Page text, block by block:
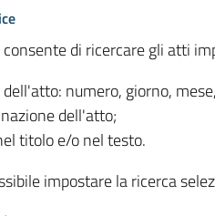
consente di ricercare gli atti
numero, giorno,
dell'atto;
titolo e/o nel testo.
impostare la ricerca